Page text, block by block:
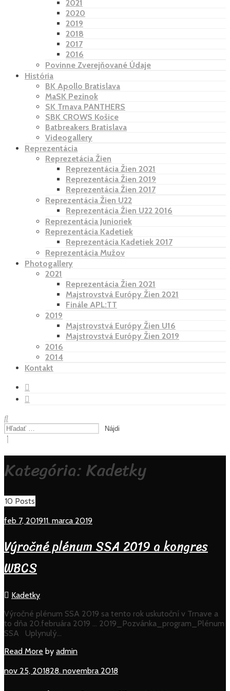
2021
2020
2019
2018
2017
2016
Povinne Zverejňované Údaje
História
BK Apollo Bratislava
MaSK Pezinok
SK Trnava PANTHERS
SBK CROWS Košice
Batbreakers Bratislava
Videogallery
Reprezentácia
Reprezetácia Žien
Reprezentácia Žien 2021
Reprezentácia Žien 2019
Reprezentácia Žien 2017
Reprezentácia Žien U22
Reprezentácia Žien U22 2016
Reprezentácia Junioriek
Reprezentácia Kadetiek
Reprezentácia Kadetiek 2017
Reprezentácia Mužov
Photogallery
2021
Reprezentácia Žien 2021
Majstrovstvá Európy Žien 2021
Finále APL:TT
2019
Majstrovstvá Európy Žien U16
Majstrovstvá Európy Žien 2019
2016
2014
Kontakt
Hľadať:
Hľadať:
Close
Kategória:Kadetky
10 Posts
feb 7, 201911. marca 2019
Výročné plénum SSA 2019 a kongres
WBCS
Kadetky
Výročné plénum SSA 2019 sa tento rok uskutoční v Trnave a
to dňa 20.februára 2019 … 2019_Pozvánka_program_Plénum
SSA Uplynulý…
Read More Read
by admin
nov 25, 201828. novembra 2018